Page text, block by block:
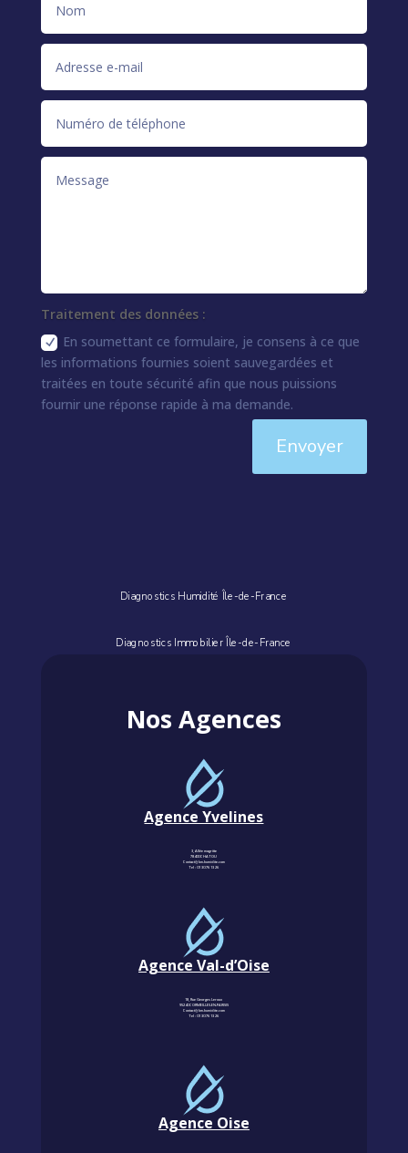
Traitement des données :
En soumettant ce formulaire, je consens à ce que
les informations fournies soient sauvegardées et
traitées en toute sécurité afin que nous puissions
fournir une réponse rapide à ma demande.
Envoyer
Diagnostics Humidité Île-de-France
Diagnostics Immobilier Île-de-France
Nos Agences
Agence Yvelines
3, Allée magritte
78400 CHATOU
Contact@km-humidite.com
Tel :01 30 76 13 26
Agence Val-d’Oise
18, Rue Georges Leroux
95240 CORMEILLES-EN-PARISIS
Contact@km-humidite.com
Tel :01 30 76 13 26
Agence Oise